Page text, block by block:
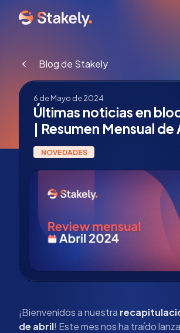
Blog de Stakely
6 de Mayo de 2024
Últimas noticias en
| Resumen Mensual de
NOVEDADES
¡Bienvenidos a nuestra
de abril! Este mes nos ha traído